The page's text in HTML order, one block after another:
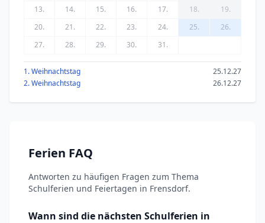
13.
14. 15. 16. 17. 18.
19.
20.
21. 22. 23. 24. 25.
26.
27.
28. 29. 30. 31.
1. Weihnachtstag
25.12.27
2. Weihnachtstag
26.12.27
Ferien FAQ
Antworten zu häufigen Fragen zum Thema
Schulferien und Feiertagen in Frensdorf.
Wann sind die nächsten Schulferien in